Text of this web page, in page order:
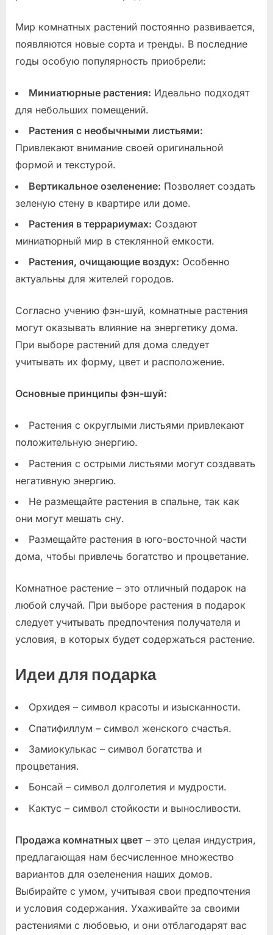
Мир комнатных растений постоянно развивается,
появляются новые сорта и тренды. В последние
годы особую популярность приобрели:
Миниатюрные растения: Идеально подходят
для небольших помещений.
Растения с необычными листьями:
Привлекают внимание своей оригинальной
формой и текстурой.
Вертикальное озеленение: Позволяет создать
зеленую стену в квартире или доме.
Растения в террариумах: Создают
миниатюрный мир в стеклянной емкости.
Растения, очищающие воздух: Особенно
актуальны для жителей городов.
Согласно учению фэн-шуй, комнатные растения
могут оказывать влияние на энергетику дома.
При выборе растений для дома следует
учитывать их форму, цвет и расположение.
Основные принципы фэн-шуй:
Растения с округлыми листьями привлекают
положительную энергию.
Растения с острыми листьями могут создавать
негативную энергию.
Не размещайте растения в спальне, так как
они могут мешать сну.
Размещайте растения в юго-восточной части
дома, чтобы привлечь богатство и процветание.
Комнатное растение – это отличный подарок на
любой случай. При выборе растения в подарок
следует учитывать предпочтения получателя и
условия, в которых будет содержаться растение.
Идеи для подарка
Орхидея – символ красоты и изысканности.
Спатифиллум – символ женского счастья.
Замиокулькас – символ богатства и
процветания.
Бонсай – символ долголетия и мудрости.
Кактус – символ стойкости и выносливости.
Продажа комнатных цвет – это целая индустрия,
предлагающая нам бесчисленное множество
вариантов для озеленения наших домов.
Выбирайте с умом, учитывая свои предпочтения
и условия содержания. Ухаживайте за своими
растениями с любовью, и они отблагодарят вас